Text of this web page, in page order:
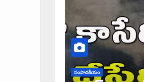
సంపాదకీయం